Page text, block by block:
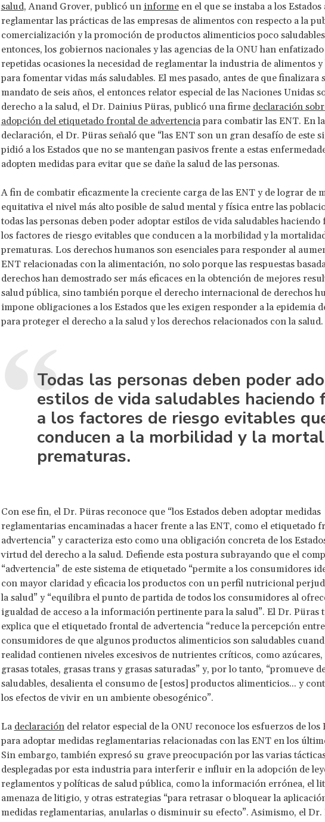
salud, Anand Grover, publicó un informeen el que se instaba a los Estados
reglamentar las prácticas de las empresas de alimentos con respecto a la
comercialización y la promoción de productos alimenticios poco
entonces, los gobiernos nacionales y las agencias de la ONU han
repetidas ocasiones la necesidad de reglamentar la industria de alimentos y
para fomentar vidas más saludables. El mes pasado, antes de que finalizara
mandato de seis años, el entonces relator especial de las Naciones Unidas
derecho a la salud, el Dr. Dainius Püras, publicó una firme declaración
adopción del etiquetado frontal de advertenciapara combatir las ENT. En la
declaración, el Dr. Püras señaló que “las ENT son un gran desafío de este
pidió a los Estados que no se mantengan pasivos frente a estas
adopten medidas para evitar que se dañe la salud de las personas.
A fin de combatir eficazmente la creciente carga de las ENT y de lograr de
equitativa el nivel más alto posible de salud mental y física entre las
todas las personas deben poder adoptar estilos de vida saludables haciendo
los factores de riesgo evitables que conducen a la morbilidad y la
prematuras. Los derechos humanos son esenciales para responder al
ENT relacionadas con la alimentación, no solo porque las respuestas
derechos han demostrado ser más eficaces en la obtención de mejores
salud pública, sino también porque el derecho internacional de derechos
impone obligaciones a los Estados que les exigen responder a la epidemia
para proteger el derecho a la salud y los derechos relacionados con la salud.
Todas las personas deben poder
estilos de vida saludables haciendo
a los factores de riesgo evitables
conducen a la morbilidad y la
prematuras.
Con ese fin, el Dr. Püras reconoce que “los Estados deben adoptar medidas
reglamentarias encaminadas a hacer frente a las ENT, como el etiquetado
advertencia” y caracteriza esto como una obligación concreta de los
virtud del derecho a la salud. Defiende esta postura subrayando que el
“advertencia” de este sistema de etiquetado “permite a los consumidores
con mayor claridad y eficacia los productos con un perfil nutricional
la salud” y “equilibra el punto de partida de todos los consumidores al
igualdad de acceso a la información pertinente para la salud”. El Dr. Püras
explica que el etiquetado frontal de advertencia “reduce la percepción
consumidores de que algunos productos alimenticios son saludables
realidad contienen niveles excesivos de nutrientes críticos, como azúcares,
grasas totales, grasas trans y grasas saturadas” y, por lo tanto, “promueve
saludables, desalienta el consumo de [estos] productos alimenticios... y
los efectos de vivir en un ambiente obesogénico”.
La declaracióndel relator especial de la ONU reconoce los esfuerzos de los
para adoptar medidas reglamentarias relacionadas con las ENT en los
Sin embargo, también expresó su grave preocupación por las varias
desplegadas por esta industria para interferir e influir en la adopción de
reglamentos y políticas de salud pública, como la información errónea, el
amenaza de litigio, y otras estrategias “para retrasar o bloquear la
medidas reglamentarias, anularlas o disminuir su efecto”. Asimismo, el Dr.